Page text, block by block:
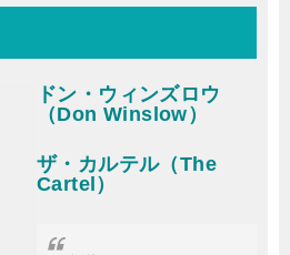
ドン・ウィンズロウ
（Don Winslow）
ザ・カルテル（The
Cartel）